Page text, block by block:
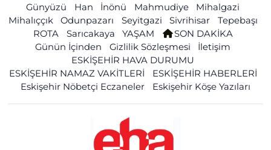
Günyüzü Han İnönü Mahmudiye
Mihalgazi
Mihalıççık
Odunpazarı Seyitgazi Sivrihisar
Tepebaşı
ROTA
Sarıcakaya YAŞAM
SON DAKİKA
Günün İçinden
Gizlilik Sözleşmesi
İletişim
ESKİŞEHİR HAVA DURUMU
ESKİŞEHİR NAMAZ VAKİTLERİ
ESKİŞEHİR HABERLERİ
Eskişehir Nöbetçi Eczaneler
Eskişehir Köşe Yazıları